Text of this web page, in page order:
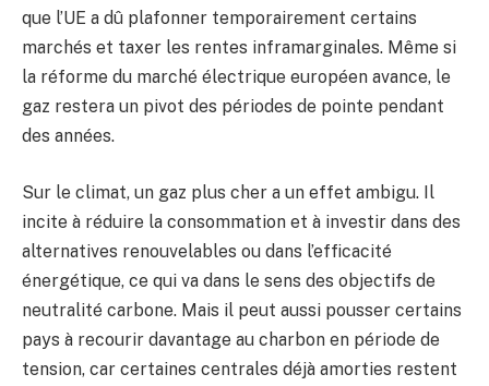
que l’UE a dû plafonner temporairement certains
marchés et taxer les rentes inframarginales. Même si
la réforme du marché électrique européen avance, le
gaz restera un pivot des périodes de pointe pendant
des années.
Sur le climat, un gaz plus cher a un effet ambigu. Il
incite à réduire la consommation et à investir dans des
alternatives renouvelables ou dans l’efficacité
énergétique, ce qui va dans le sens des objectifs de
neutralité carbone. Mais il peut aussi pousser certains
pays à recourir davantage au charbon en période de
tension, car certaines centrales déjà amorties restent